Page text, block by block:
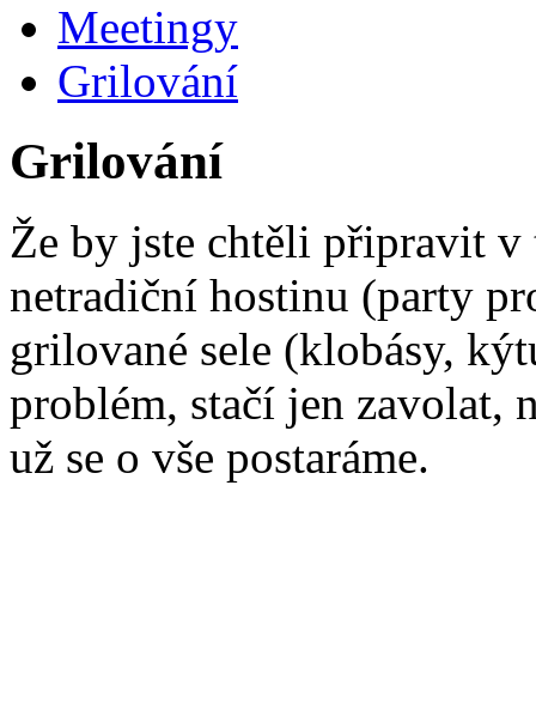
Meetingy
Grilování
Grilování
Že by jste chtěli připravit
netradiční hostinu (party
grilované sele (klobásy,
problém, stačí jen zavolat,
už se o vše postaráme.